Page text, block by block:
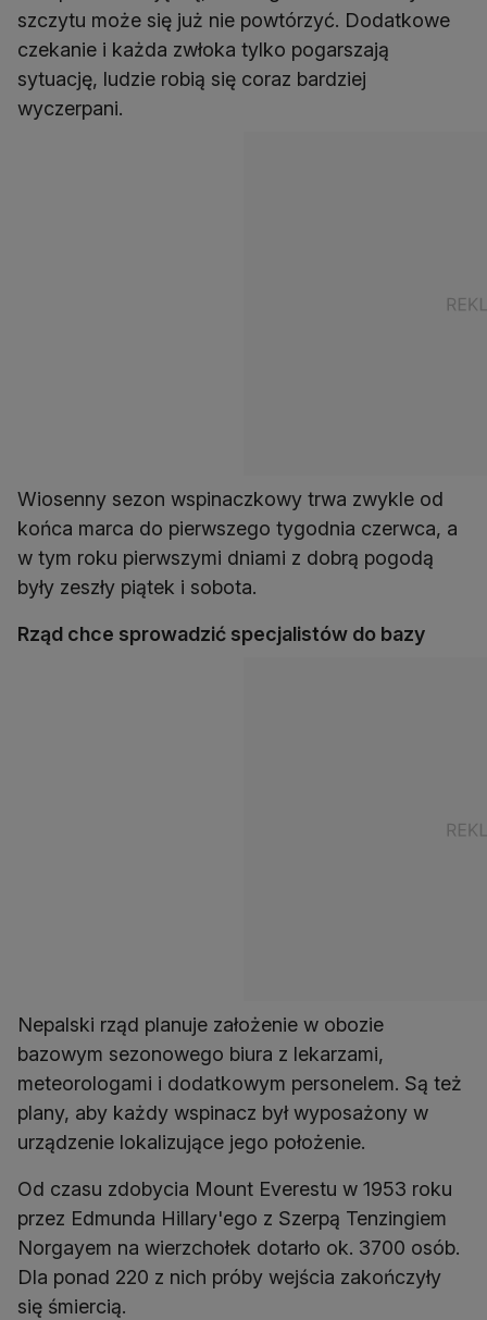
szczytu może się już nie powtórzyć. Dodatkowe
czekanie i każda zwłoka tylko pogarszają
sytuację, ludzie robią się coraz bardziej
wyczerpani.
Wiosenny sezon wspinaczkowy trwa zwykle od
końca marca do pierwszego tygodnia czerwca, a
w tym roku pierwszymi dniami z dobrą pogodą
były zeszły piątek i sobota.
Rząd chce sprowadzić specjalistów do bazy
Nepalski rząd planuje założenie w obozie
bazowym sezonowego biura z lekarzami,
meteorologami i dodatkowym personelem. Są też
plany, aby każdy wspinacz był wyposażony w
urządzenie lokalizujące jego położenie.
Od czasu zdobycia Mount Everestu w 1953 roku
przez Edmunda Hillary'ego z Szerpą Tenzingiem
Norgayem na wierzchołek dotarło ok. 3700 osób.
Dla ponad 220 z nich próby wejścia zakończyły
się śmiercią.